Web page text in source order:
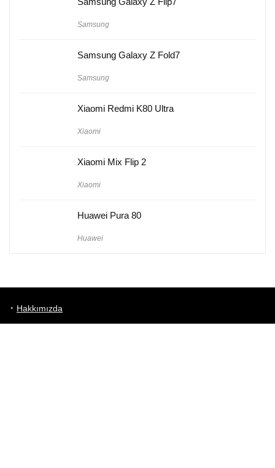
Samsung
Samsung Galaxy Z Fold7
Samsung
Xiaomi Redmi K80 Ultra
Xiaomi
Xiaomi Mix Flip 2
Xiaomi
Huawei Pura 80
Huawei
Hakkımızda